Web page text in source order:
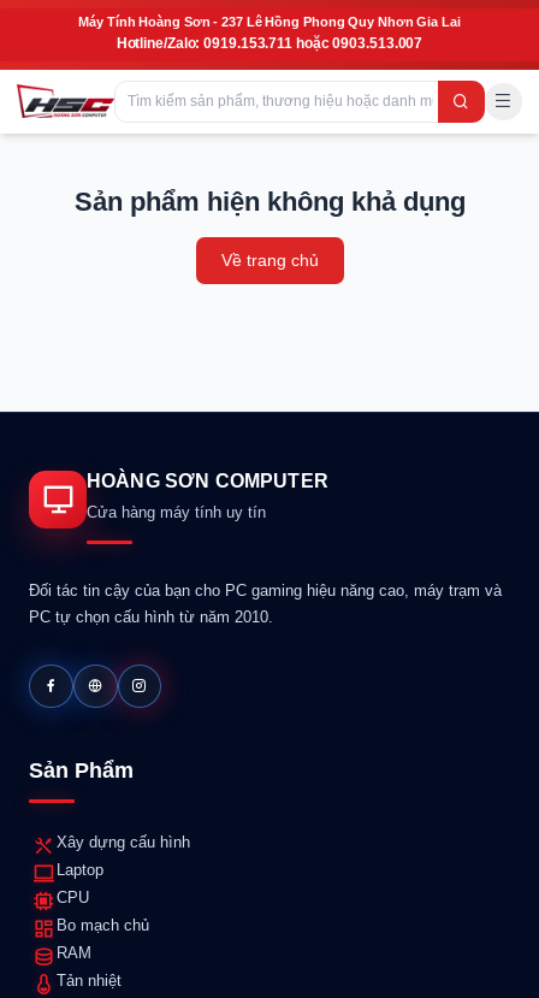
Máy Tính Hoàng Sơn - 237 Lê Hồng Phong Quy Nhơn Gia Lai
Hotline/Zalo: 0919.153.711 hoặc 0903.513.007
Sản phẩm hiện không khả dụng
Về trang chủ
HOÀNG SƠN COMPUTER
Cửa hàng máy tính uy tín
Đối tác tin cậy của bạn cho PC gaming hiệu năng cao, máy trạm và
PC tự chọn cấu hình từ năm 2010.
Sản Phẩm
Xây dựng cấu hình
Laptop
CPU
Bo mạch chủ
RAM
Tản nhiệt